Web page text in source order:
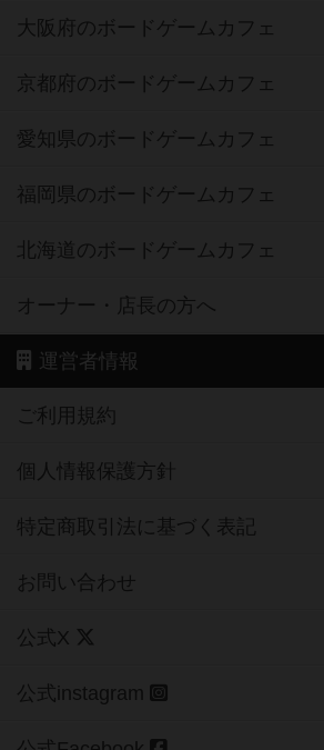
大阪府のボードゲームカフェ
京都府のボードゲームカフェ
愛知県のボードゲームカフェ
福岡県のボードゲームカフェ
北海道のボードゲームカフェ
オーナー・店長の方へ
運営者情報
ご利用規約
個人情報保護方針
特定商取引法に基づく表記
お問い合わせ
公式X
公式instagram